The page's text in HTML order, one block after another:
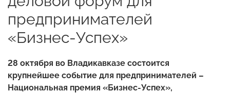
предпринимателей
«Бизнес-Успех»
28 октября во Владикавказе состоится
крупнейшее событие для предпринимателей –
Национальная премия «Бизнес-Успех»,